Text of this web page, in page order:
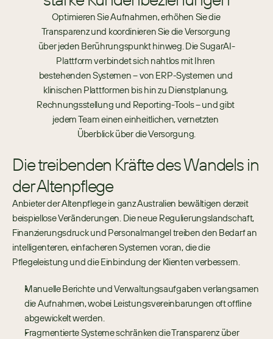
Optimieren Sie Aufnahmen, erhöhen Sie die
Transparenz und koordinieren Sie die Versorgung
über jeden Berührungspunkt hinweg. Die SugarAI-
Plattform verbindet sich nahtlos mit Ihren
bestehenden Systemen – von ERP-Systemen und
klinischen Plattformen bis hin zu Dienstplanung,
Rechnungsstellung und Reporting-Tools – und gibt
jedem Team einen einheitlichen, vernetzten
Überblick über die Versorgung.
Die treibenden Kräfte des Wandels in
der Altenpflege
Anbieter der Altenpflege in ganz Australien bewältigen derzeit
beispiellose Veränderungen. Die neue Regulierungslandschaft,
Finanzierungsdruck und Personalmangel treiben den Bedarf an
intelligenteren, einfacheren Systemen voran, die die
Pflegeleistung und die Einbindung der Klienten verbessern.
Manuelle Berichte und Verwaltungsaufgaben verlangsamen
die Aufnahmen, wobei Leistungsvereinbarungen oft offline
abgewickelt werden.
Fragmentierte Systeme schränken die Transparenz über